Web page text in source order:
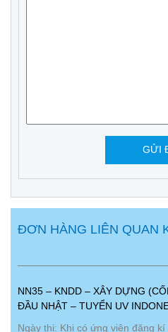
ĐƠN HÀNG LIÊN QUAN
NN35 – KNDD – XÂY DỰNG
ĐẦU NHẬT – TUYỂN UV
Ngày thi: Khi có ứng viên đăng kí